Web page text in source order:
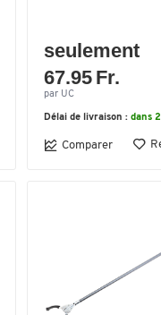
seulement
67.95 Fr.
par UC
Délai de livraison : dans
Comparer